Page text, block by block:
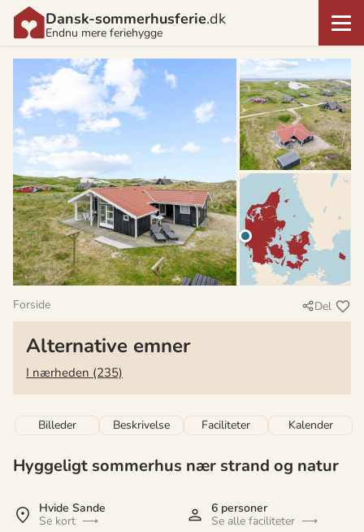
Dansk-sommerhusferie.dk
Endnu mere feriehygge
Forside Del
Alternative emner
I nærheden (235)
Billeder Beskrivelse Faciliteter Kalender
Hyggeligt sommerhus nær strand og natur
Hvide Sande
Se kort
6 personer
Se alle faciliteter